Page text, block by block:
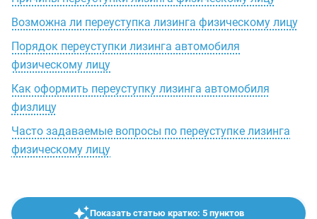
Возможна ли переуступка лизинга физическому лицу
Порядок переуступки лизинга автомобиля
физическому лицу
Как оформить переуступку лизинга автомобиля
физлицу
Часто задаваемые вопросы по переуступке лизинга
физическому лицу
Показать статью кратко: 5 пунктов